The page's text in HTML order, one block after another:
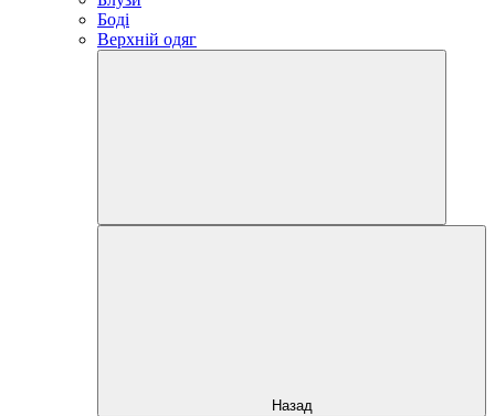
Боді
Верхній одяг
Назад